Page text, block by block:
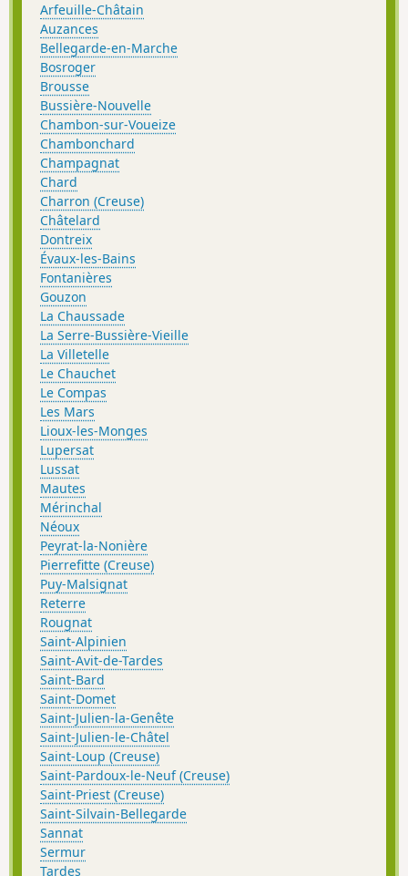
Arfeuille-Châtain
Auzances
Bellegarde-en-Marche
Bosroger
Brousse
Bussière-Nouvelle
Chambon-sur-Voueize
Chambonchard
Champagnat
Chard
Charron (Creuse)
Châtelard
Dontreix
Évaux-les-Bains
Fontanières
Gouzon
La Chaussade
La Serre-Bussière-Vieille
La Villetelle
Le Chauchet
Le Compas
Les Mars
Lioux-les-Monges
Lupersat
Lussat
Mautes
Mérinchal
Néoux
Peyrat-la-Nonière
Pierrefitte (Creuse)
Puy-Malsignat
Reterre
Rougnat
Saint-Alpinien
Saint-Avit-de-Tardes
Saint-Bard
Saint-Domet
Saint-Julien-la-Genête
Saint-Julien-le-Châtel
Saint-Loup (Creuse)
Saint-Pardoux-le-Neuf (Creuse)
Saint-Priest (Creuse)
Saint-Silvain-Bellegarde
Sannat
Sermur
Tardes